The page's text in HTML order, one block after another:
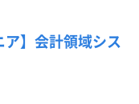
ア】会計領域シス